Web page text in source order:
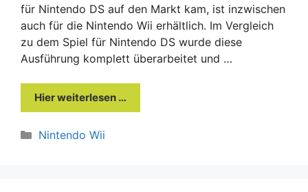
für Nintendo DS auf den Markt kam, ist inzwischen
auch für die Nintendo Wii erhältlich. Im Vergleich
zu dem Spiel für Nintendo DS wurde diese
Ausführung komplett überarbeitet und …
Hier weiterlesen …
Kategorien
Nintendo Wii